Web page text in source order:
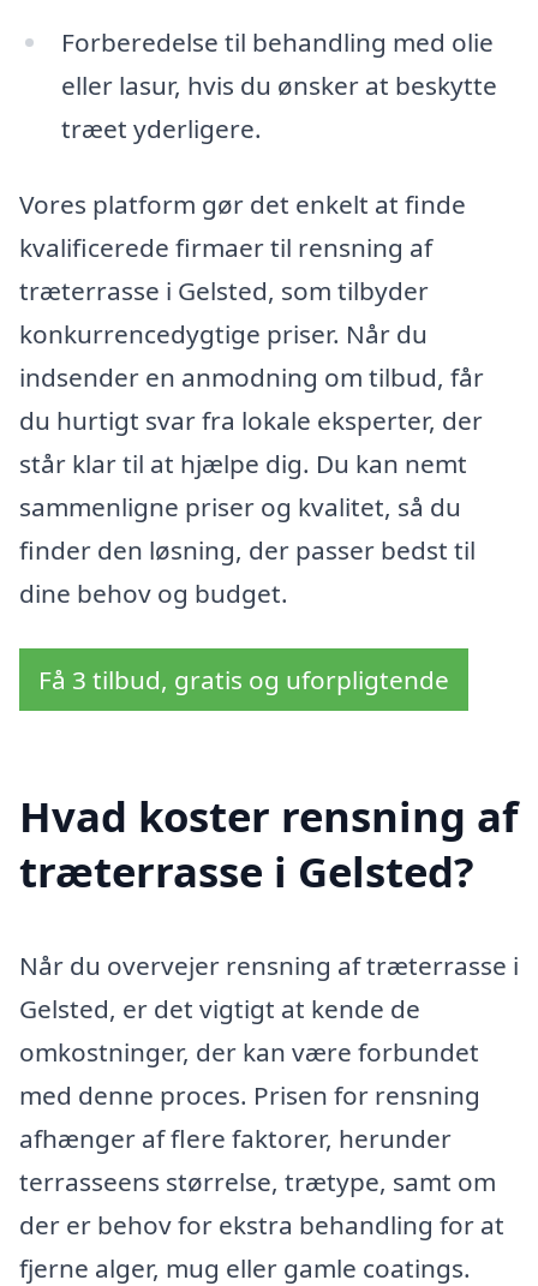
Forberedelse til behandling med olie
eller lasur, hvis du ønsker at beskytte
træet yderligere.
Vores platform gør det enkelt at finde
kvalificerede firmaer til rensning af
træterrasse i Gelsted, som tilbyder
konkurrencedygtige priser. Når du
indsender en anmodning om tilbud, får
du hurtigt svar fra lokale eksperter, der
står klar til at hjælpe dig. Du kan nemt
sammenligne priser og kvalitet, så du
finder den løsning, der passer bedst til
dine behov og budget.
Få 3 tilbud, gratis og uforpligtende
Hvad koster rensning af
træterrasse i Gelsted?
Når du overvejer rensning af træterrasse i
Gelsted, er det vigtigt at kende de
omkostninger, der kan være forbundet
med denne proces. Prisen for rensning
afhænger af flere faktorer, herunder
terrasseens størrelse, trætype, samt om
der er behov for ekstra behandling for at
fjerne alger, mug eller gamle coatings.